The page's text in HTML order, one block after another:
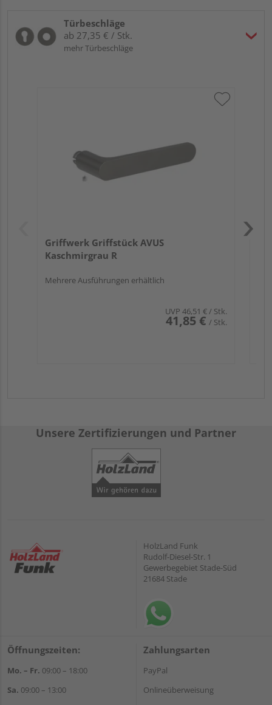
Türbeschläge
ab 27,35 € / Stk.
mehr Türbeschläge
Griffwerk Griffstück AVUS
Kaschmirgrau R
Mehrere Ausführungen erhältlich
UVP 46,51 €/ Stk.
41,85 € / Stk.
Unsere Zertifizierungen und Partner
HolzLand Funk
Rudolf-Diesel-Str. 1
Gewerbegebiet Stade-Süd
21684 Stade
Öffnungszeiten:
Mo. – Fr. 09:00 – 18:00
Sa. 09:00 – 13:00
Zahlungsarten
PayPal
Onlineüberweisung